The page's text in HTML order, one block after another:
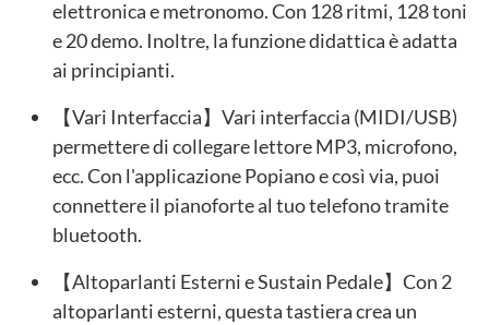
elettronica e metronomo. Con 128 ritmi, 128 toni
e 20 demo. Inoltre, la funzione didattica è adatta
ai principianti.
【Vari Interfaccia】Vari interfaccia (MIDI/USB)
permettere di collegare lettore MP3, microfono,
ecc. Con l'applicazione Popiano e così via, puoi
connettere il pianoforte al tuo telefono tramite
bluetooth.
【Altoparlanti Esterni e Sustain Pedale】Con 2
altoparlanti esterni, questa tastiera crea un